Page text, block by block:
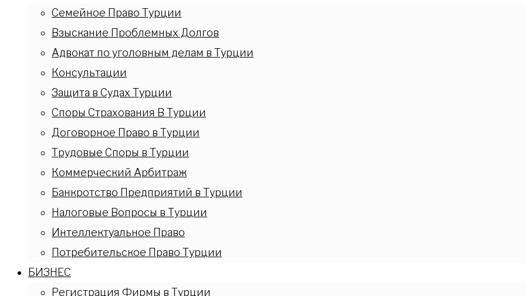
Семейное Право Турции
Взыскание Проблемных Долгов
Адвокат по уголовным делам в Турции
Консультации
Защита в Судах Турции
Споры Страхования В Турции
Договорное Право в Турции
Трудовые Споры в Турции
Коммерческий Арбитраж
Банкротство Предприятий в Турции
Налоговые Вопросы в Турции
Интеллектуальное Право
Потребительское Право Турции
БИЗНЕС
Регистрация Фирмы в Турции